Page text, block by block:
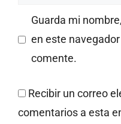
Guarda mi
en este
comente.
Recibir un correo
comentarios a esta